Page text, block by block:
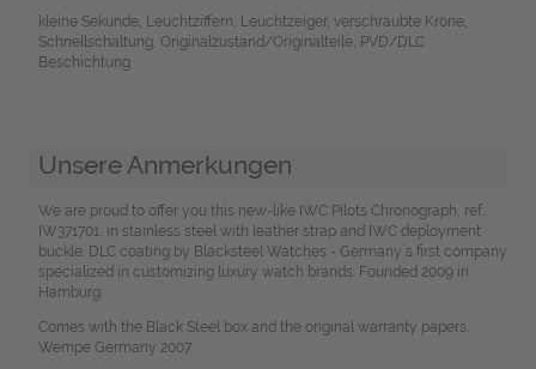
kleine Sekunde, Leuchtziffern, Leuchtzeiger, verschraubte Krone,
Schnellschaltung, Originalzustand/Originalteile, PVD/DLC
Beschichtung
Unsere Anmerkungen
We are proud to offer you this new-like IWC Pilots Chronograph, ref.
IW371701, in stainless steel with leather strap and IWC deployment
buckle. DLC coating by Blacksteel Watches - Germany`s first company
specialized in customizing luxury watch brands. Founded 2009 in
Hamburg.
Comes with the Black Steel box and the original warranty papers,
Wempe Germany 2007.